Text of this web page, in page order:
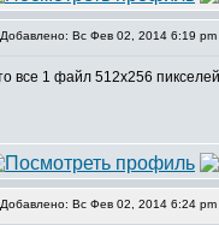
Добавлено: Вс Фев 02, 2014 6:19 pm
все 1 файл 512х256
Добавлено: Вс Фев 02, 2014 6:24 pm